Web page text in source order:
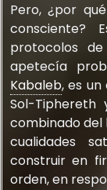
Pero, ¿por
consciente?
protocolos
apetecía
Kabaleb, es
Sol-Tiphereth
combinado del
cualidades
construir en
orden, en